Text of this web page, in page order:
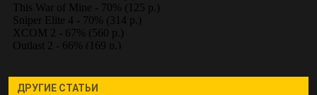
ДРУГИЕ СТАТЬИ